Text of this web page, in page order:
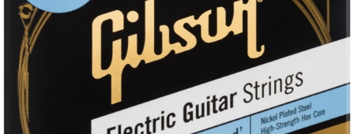
パーカッション
電子ピアノ